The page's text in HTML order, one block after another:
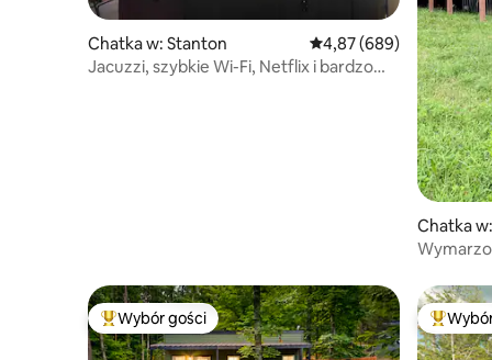
Chatka w: Stanton Średnia ocena: 4,87 na
4,87 (689)
Jacuzzi, szybkie Wi-Fi, Netflix i bardzo
Chatka
Najpopularniejsze z kategorii Wybór gości
Wybór gości